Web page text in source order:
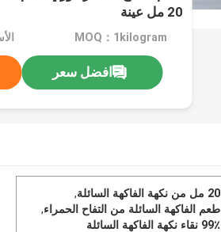
20 مل عينة
MOQ：1kilogram
افضل سعر
20 مل من نكهة الفاكهة السائلة
,
طعم الفاكهة السائلة من التفاح الحمراء,
99٪ نقاء نكهة الفاكهة السائلة